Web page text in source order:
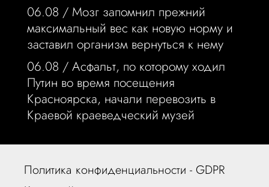
06.08 / Мозг запомнил прежний
максимальный вес как новую норму и
заставил организм вернуться к нему
06.08 / Асфальт, по которому ходил
Путин во время посещения
Красноярска, начали перевозить в
Краевой краеведческий музей
Политика конфиденциальности - GDPR